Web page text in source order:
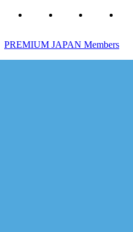
PREMIUM JAPAN Members